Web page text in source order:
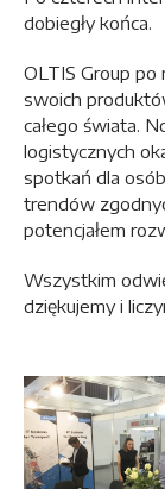
dobiegły końca.
OLTIS Group
swoich
całego świata.
logistycznych
spotkań dla
trendów
potencjałem
Wszystkim
dziękujemy i